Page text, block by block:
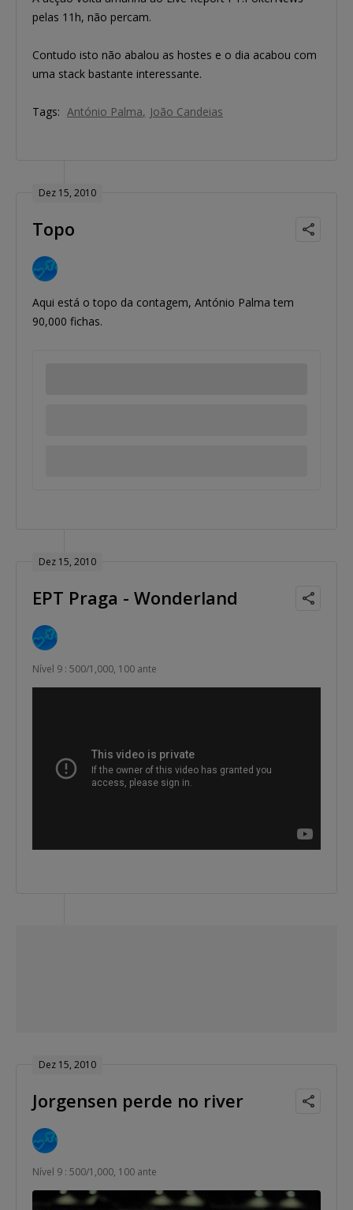
pelas 11h, não percam.
Contudo isto não abalou as hostes e o dia acabou com
uma stack bastante interessante.
Tags: António Palma João Candeias
Dez 15, 2010
Topo
Aqui está o topo da contagem, António Palma tem
90,000 fichas.
Dez 15, 2010
EPT Praga - Wonderland
Nível 9 : 500/1,000, 100 ante
Dez 15, 2010
Jorgensen perde no river
Nível 9 : 500/1,000, 100 ante